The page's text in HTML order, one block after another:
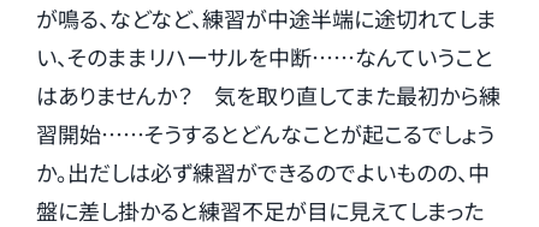
が鳴る、などなど、練習が中途半端に途切れてしま
い、そのままリハーサルを中断……なんていうこと
はありませんか？ 気を取り直してまた最初から練
習開始……そうするとどんなことが起こるでしょう
か。出だしは必ず練習ができるのでよいものの、中
盤に差し掛かると練習不足が目に見えてしまった